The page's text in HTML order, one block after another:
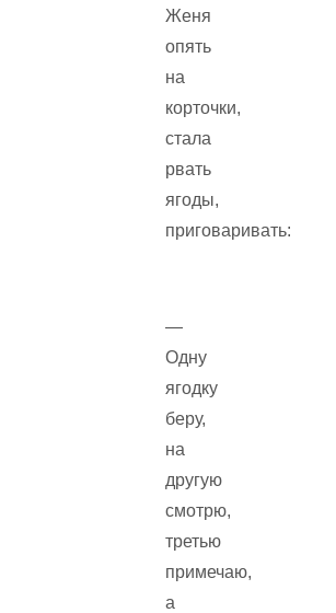
Женя
опять
на
корточки,
стала
рвать
ягоды,
приговаривать:
—
Одну
ягодку
беру,
на
другую
смотрю,
третью
примечаю,
а